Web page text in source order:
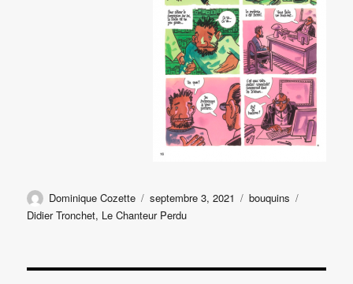
Auteur
Dominique Cozette
Publié
le
septembre 3, 2021 Catégories
bouquins
Didier Tronchet, Le Chanteur Perdu